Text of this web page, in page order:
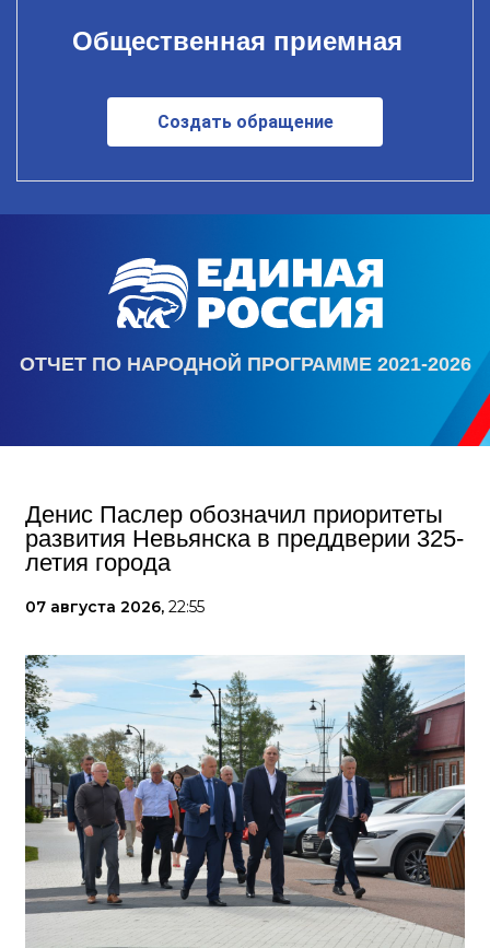
Общественная приемная
Создать обращение
ОТЧЕТ ПО НАРОДНОЙ ПРОГРАММЕ 2021-2026
Денис Паслер обозначил приоритеты
развития Невьянска в преддверии 325-
летия города
07 августа 2026, 22:55